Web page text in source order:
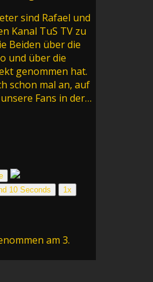
sind Rafael und
Kanal TuS TV zu
Beiden über die
und über die
genommen hat.
schon mal an, auf
Fans in der…
10 Seconds
1x
am 3.